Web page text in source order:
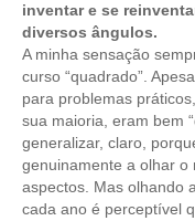
inventar e se
diversos ângulos.
A minha sensação
curso “quadrado”.
para problemas
sua maioria, eram bem
generalizar, claro,
genuinamente a olhar
aspectos. Mas olhando
cada ano é perceptível